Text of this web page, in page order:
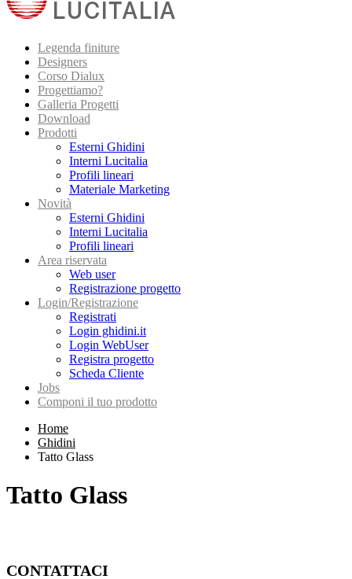
Legenda finiture
Designers
Corso Dialux
Progettiamo?
Galleria Progetti
Download
Prodotti
Esterni Ghidini
Interni Lucitalia
Profili lineari
Materiale Marketing
Novità
Esterni Ghidini
Interni Lucitalia
Profili lineari
Area riservata
Web user
Registrazione progetto
Login/Registrazione
Registrati
Login ghidini.it
Login WebUser
Registra progetto
Scheda Cliente
Jobs
Componi il tuo prodotto
Home
Ghidini
Tatto Glass
Tatto Glass
CONTATTACI